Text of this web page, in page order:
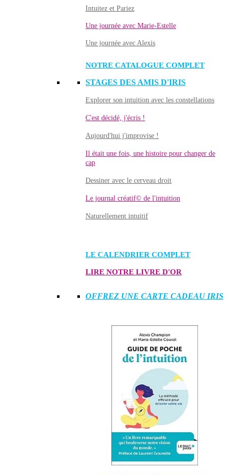
Intuitez et Pariez
Une journée avec Marie-Estelle
Une journée avec Alexis
NOTRE CATALOGUE COMPLET
STAGES DES AMIS D'IRIS
Explorer son intuition avec les constellations
C'est décidé, j'écris !
Aujourd'hui j'improvise !
Il était une fois, une histoire pour changer de
cap
Dessiner avec le cerveau droit
Le journal créatif© de l'intuition
Naturellement intuitif
LE CALENDRIER COMPLET
LIRE NOTRE LIVRE D'OR
OFFREZ UNE CARTE CADEAU IRIS